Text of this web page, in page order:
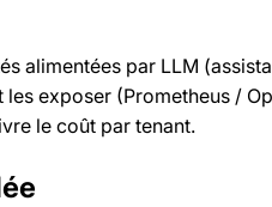
alimentées par LLM
exposer (Prometheus /
le coût par tenant.